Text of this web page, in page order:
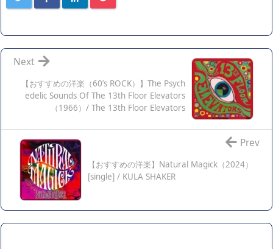
【おすすめの洋楽（60’s ROCK）】The Psych
edelic Sounds Of The 13th Floor Elevators
（1966）/ The 13th Floor Elevators
Next
【おすすめの洋楽】Natural Magick（2024）
[single] / KULA SHAKER
Prev